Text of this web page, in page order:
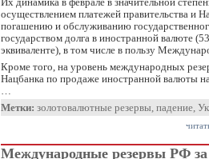
осуществлением платежей правительства и
погашению и обслуживанию
государством долга в иностранной валюте
эквиваленте), в том числе в пользу
Кроме того, на уровень международных
Нацбанка по продаже иностранной валюты
…
Метки: золотовалютные резервы, падение,
Международные резервы РФ за